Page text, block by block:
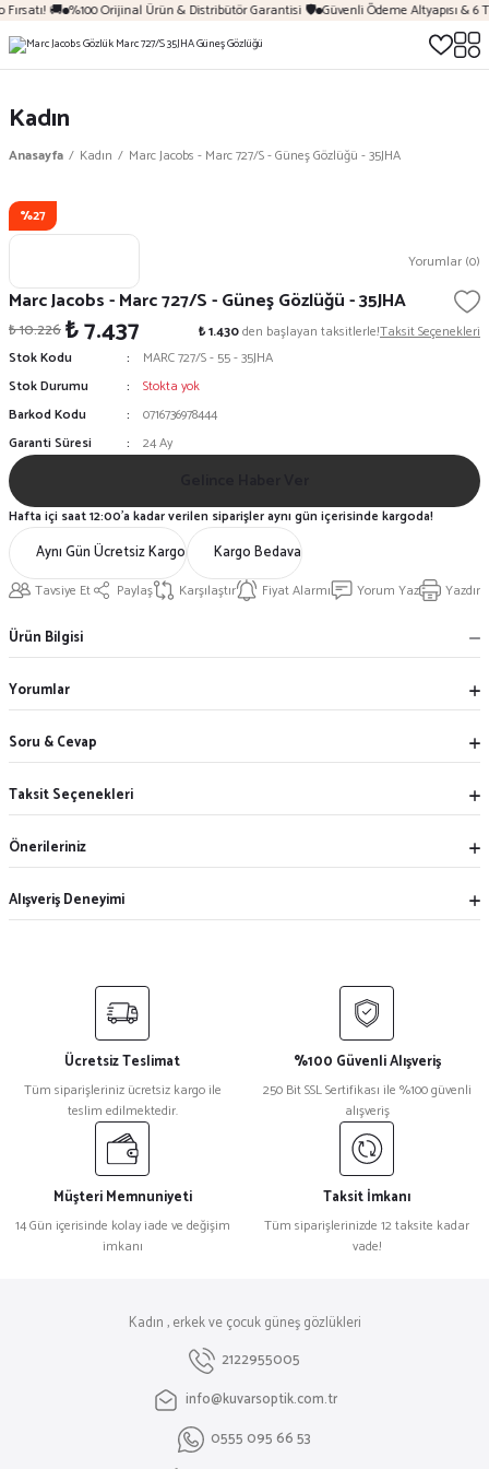
🚚 %100 Orijinal Ürün & Distribütör Garantisi 🛡️ Güvenli Ödeme Altyapısı & 6
Kadın
Anasayfa Kadın Marc Jacobs - Marc 727/S - Güneş Gözlüğü - 35JHA
%27
Yorumlar (0)
Marc Jacobs - Marc 727/S - Güneş Gözlüğü - 35JHA
₺ 10.226₺ 7.437 ₺ 1.430den başlayan taksitlerle!Taksit Seçenekleri
Stok Kodu
MARC 727/S - 55 - 35JHA
Stok Durumu
Stokta yok
Barkod Kodu
0716736978444
Garanti Süresi
24 Ay
Aynı Gün Ücretsiz Kargo Kargo Bedava
Tavsiye Et Paylaş Karşılaştır Fiyat Alarmı Yorum Yaz Yazdır
Hafta içi saat 12:00'a kadar verilen siparişler aynı gün içerisinde kargoda!
Ürün Bilgisi
Yorumlar
Soru & Cevap
Taksit Seçenekleri
Önerileriniz
Alışveriş Deneyimi
Ücretsiz Teslimat
Tüm siparişleriniz ücretsiz kargo ile
teslim edilmektedir.
%100 Güvenli Alışveriş
250 Bit SSL Sertifikası ile %100 güvenli
alışveriş
Müşteri Memnuniyeti
14 Gün içerisinde kolay iade ve değişim
imkanı
Taksit İmkanı
Tüm siparişlerinizde 12 taksite kadar
vade!
Kadın , erkek ve çocuk güneş gözlükleri
2122955005
info@kuvarsoptik.com.tr
0555 095 66 53